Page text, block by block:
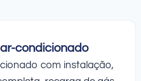
condicionado
com instalação,